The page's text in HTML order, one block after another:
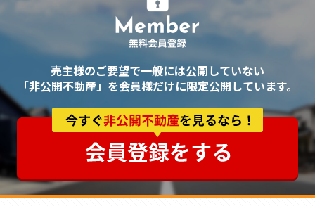
売主様のご要望で一般には公開していない
「非公開不動産」を会員様だけに限定公開しています。